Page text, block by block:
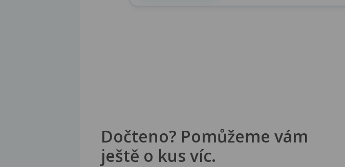
Dočteno? Pomůžeme vám
ještě o kus víc.